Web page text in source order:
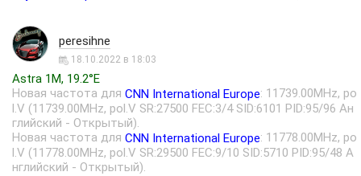
peresihne
18.10.2022 в 18:03
Astra 1M, 19.2°E
Новая частота для CNN International Europe: 11739.00MHz, po
l.V (11739.00MHz, pol.V SR:27500 FEC:3/4 SID:6101 PID:95/96 Ан
глийский - Открытый).
Новая частота для CNN International Europe: 11778.00MHz, po
l.V (11778.00MHz, pol.V SR:29500 FEC:9/10 SID:5710 PID:95/48 А
нглийский - Открытый).